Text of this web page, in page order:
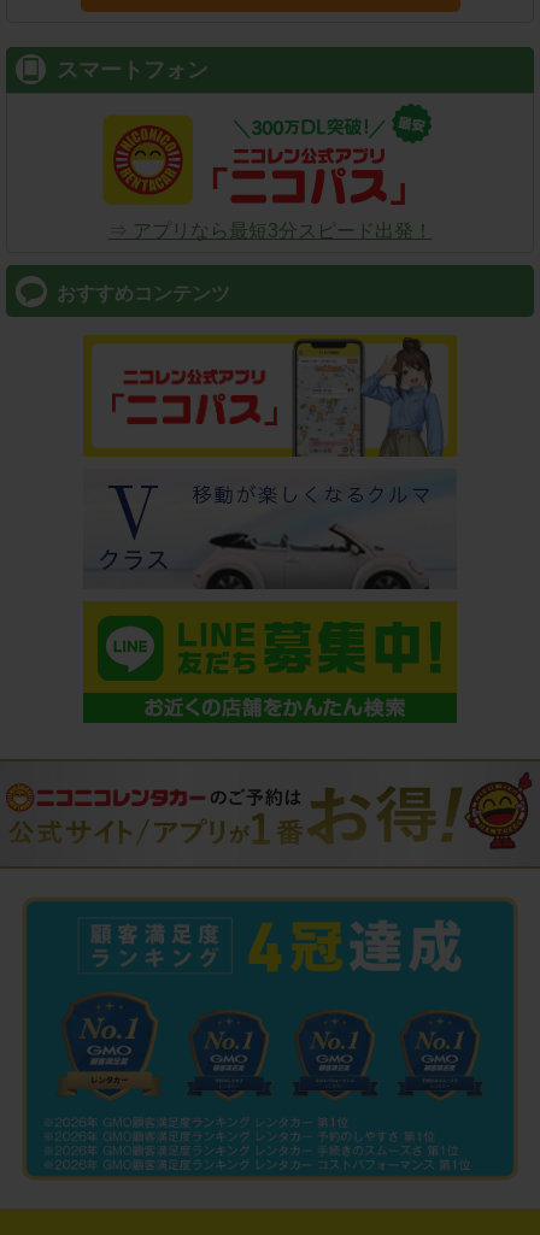
スマートフォン
⇒ アプリなら最短3分スピード出発！
おすすめコンテンツ